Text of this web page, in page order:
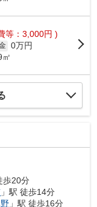
等：3,000円 )
0万円
歩20分
」駅 徒歩14分
」駅 徒歩16分